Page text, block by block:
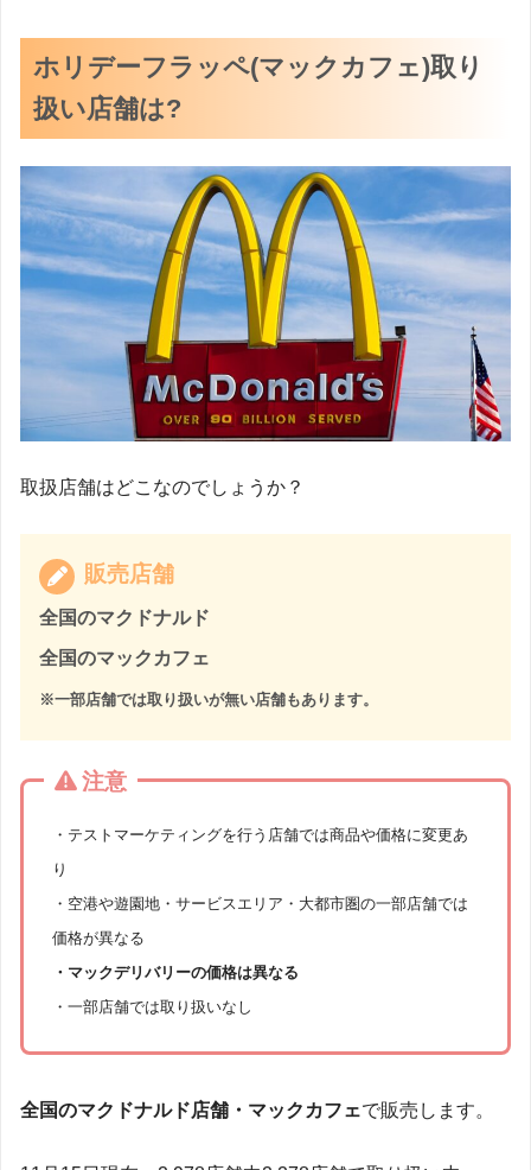
ホリデーフラッペ(マックカフェ)取り
扱い店舗は?
取扱店舗はどこなのでしょうか？
販売店舗
全国のマクドナルド
全国のマックカフェ
※一部店舗では取り扱いが無い店舗もあります。
注意
・テストマーケティングを行う店舗では商品や価格に変更あ
り
・空港や遊園地・サービスエリア・大都市圏の一部店舗では
価格が異なる
・マックデリバリーの価格は異なる
・一部店舗では取り扱いなし
全国のマクドナルド店舗・マックカフェで販売します。